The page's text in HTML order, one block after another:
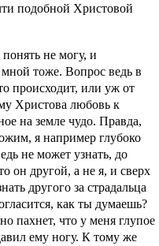
подобной Христовой
не могу, и
тоже. Вопрос ведь в
происходит, или уж от
Христова любовь к
на земле чудо. Правда,
я например глубоко
не может узнать, до
он другой, а не я, и сверх
другого за страдальца
как ты думаешь?
пахнет, что у меня глупое
ему ногу. К тому же